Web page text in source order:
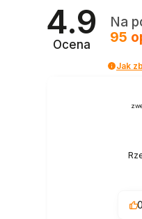
4.9
Ocena
Na
95
Jak
0